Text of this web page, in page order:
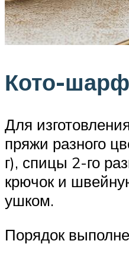
Кото-шарф
Для
пряжи разного
г), спицы 2-го
крючок и
ушком.
Порядок